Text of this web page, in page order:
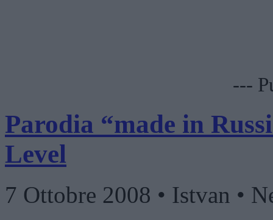
---
Parodia “made in
Level
7 Ottobre 2008 • Istvan •